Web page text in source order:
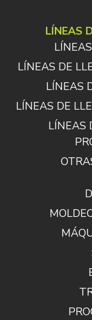
LÍNEAS
LÍNEAS DE
LÍNEAS
LÍNEAS DE
LÍNEAS